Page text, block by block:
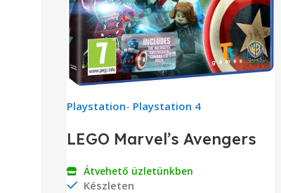
Playstation- Playstation 4
LEGO Marvel’s Avengers
Átvehető üzletünkben
Készleten